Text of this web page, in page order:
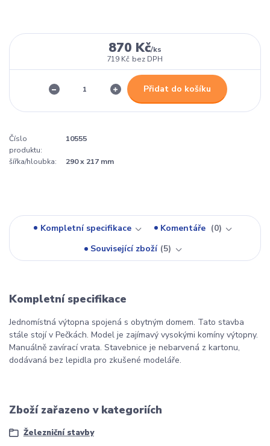
870 Kč/ks
719 Kč bez DPH
Přidat do košíku
Číslo
produktu:
10555
šířka/hloubka: 290 x 217 mm
Kompletní specifikace Komentáře
0
Související zboží 5
Kompletní specifikace
Jednomístná výtopna spojená s obytným domem. Tato stavba
stále stojí v Pečkách. Model je zajímavý vysokými komíny výtopny.
Manuálně zavírací vrata. Stavebnice je nebarvená z kartonu,
dodávaná bez lepidla pro zkušené modeláře.
Zboží zařazeno v kategoriích
Železniční stavby